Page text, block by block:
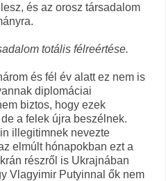
és az orosz társadalom
totális félreértése.
és fél év alatt ez nem is
diplomáciai
biztos, hogy ezek
a felek újra beszélnek.
illegitimnek nevezte
elmúlt hónapokban ezt a
részről is Ukrajnában
Vlagyimir Putyinnal ők nem